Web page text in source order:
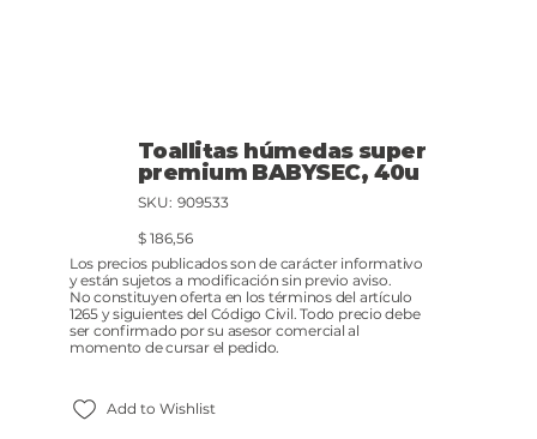
Toallitas húmedas super
premium BABYSEC, 40u
SKU: SKU
909533
Precio
$ 186,56
Add to Wishlist
Los precios publicados son de carácter informativo
y están sujetos a modificación sin previo aviso.
No constituyen oferta en los términos del artículo
1265 y siguientes del Código Civil. Todo precio debe
ser confirmado por su asesor comercial al
momento de cursar el pedido.